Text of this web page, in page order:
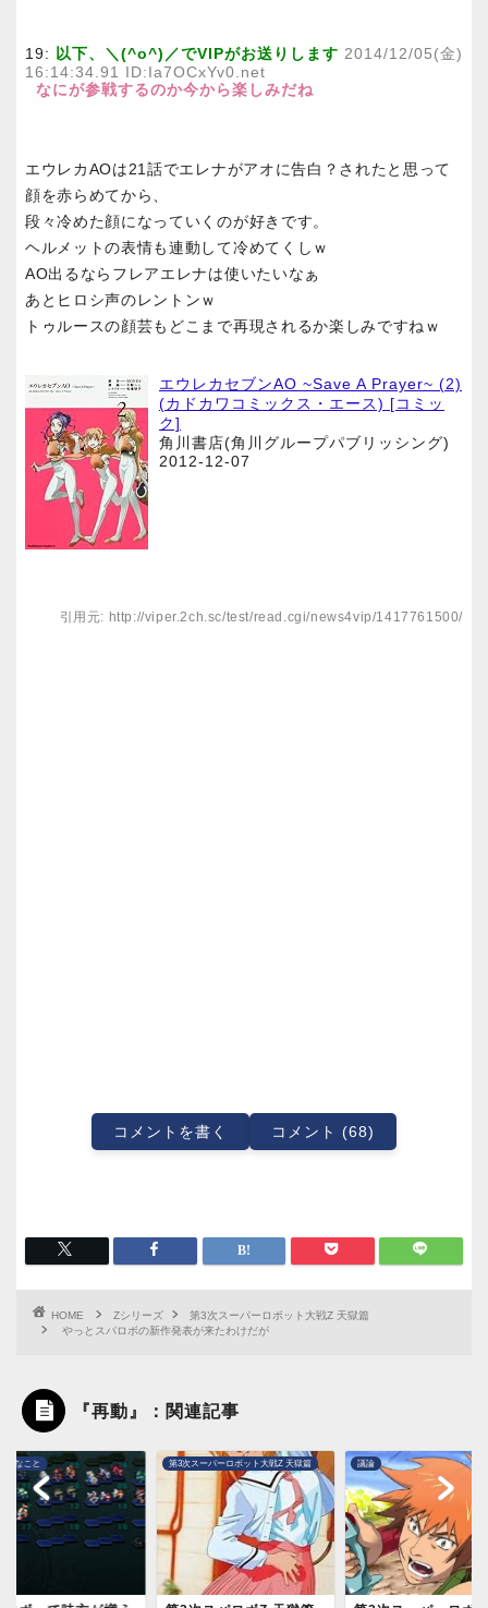
19: 以下、＼(^o^)／でVIPがお送りします 2014/12/05(金)
16:14:34.91 ID:Ia7OCxYv0.net
なにが参戦するのか今から楽しみだね
エウレカAOは21話でエレナがアオに告白？されたと思って
顔を赤らめてから、
段々冷めた顔になっていくのが好きです。
ヘルメットの表情も連動して冷めてくしｗ
AO出るならフレアエレナは使いたいなぁ
あとヒロシ声のレントンｗ
トゥルースの顔芸もどこまで再現されるか楽しみですねｗ
エウレカセブンAO ~Save A Prayer~ (2)
(カドカワコミックス・エース) [コミッ
ク]
角川書店(角川グループパブリッシング)
2012-12-07
引用元: http://viper.2ch.sc/test/read.cgi/news4vip/1417761500/
コメントを書く コメント (68)
HOME Zシリーズ
第3次スーパーロボット大戦Z 天獄篇
やっとスパロボの新作発表が来たわけだが
『再動』：関連記事
スーパーロボット大戦Z 天獄篇 議論 第3次スーパーロボット大戦Z 天